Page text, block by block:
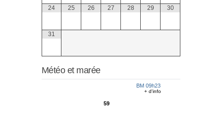
24 25 26 27 28 29 30
31
Météo et marée